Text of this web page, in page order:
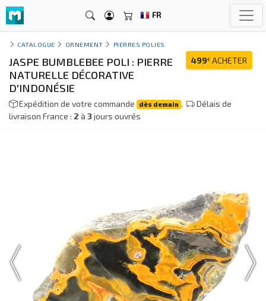
FR
CATALOGUE ORNEMENT PIERRES POLIES
499€ ACHETER
JASPE BUMBLEBEE POLI : PIERRE
NATURELLE DÉCORATIVE
D'INDONÉSIE
Expédition de votre commande dès demain .
Délais de
livraison France : 2 à 3jours ouvrés